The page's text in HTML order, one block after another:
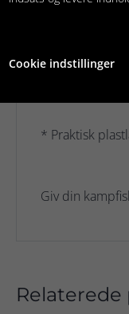
Inkluderet i
* LED-lampe
* Praktisk
Giv din
Cookie indstillinger